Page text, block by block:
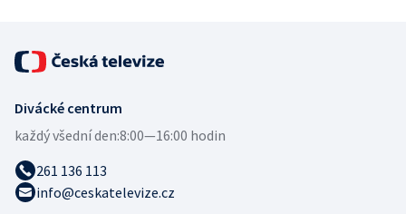
Divácké centrum
každý všední den:8:00—16:00 hodin
261 136 113
info@ceskatelevize.cz